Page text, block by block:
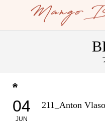
04
JUN
211_Anton